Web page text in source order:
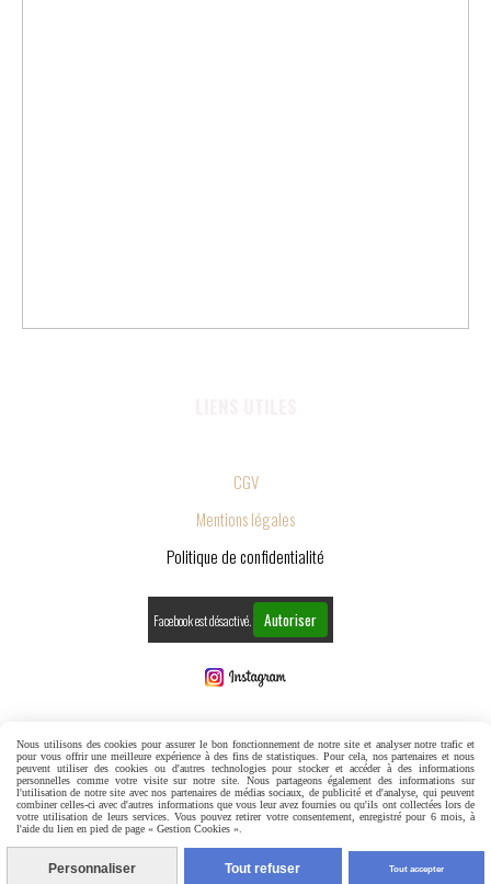
CGV
Mentions légales
Politique de confidentialité
Facebook est désactivé. Autoriser
MENTIONS LÉGALES
CONDITIONS GÉNÉRALES DE VENTE GESTION COOKIES
MON COMPTE CRÉER UN SITE INTERNET
Nous utilisons des cookies pour assurer le bon fonctionnement de notre site et analyser notre trafic et
pour vous offrir une meilleure expérience à des fins de statistiques. Pour cela, nos partenaires et nous
peuvent utiliser des cookies ou d'autres technologies pour stocker et accéder à des informations
personnelles comme votre visite sur notre site. Nous partageons également des informations sur
l'utilisation de notre site avec nos partenaires de médias sociaux, de publicité et d'analyse, qui peuvent
combiner celles-ci avec d'autres informations que vous leur avez fournies ou qu'ils ont collectées lors de
votre utilisation de leurs services. Vous pouvez retirer votre consentement, enregistré pour 6 mois, à
l'aide du lien en pied de page « Gestion Cookies ».
Personnaliser Tout refuser Tout accepter